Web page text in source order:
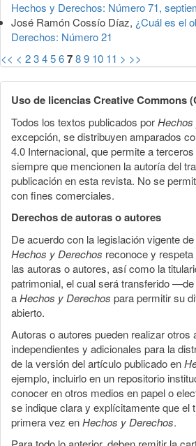
Hechos y Derechos: Número 71,
José Ramón Cossío Díaz, ¿Cuál es el
Derechos: Número 21
<< < 23456789 10 11 > >>
Uso de licencias Creative Commons
Todos los textos publicados porHechos
excepción, se distribuyen amparados
4.0 Internacional, que permite a
siempre que mencionen la autoría del
publicación en esta revista. No se
con fines comerciales.
Derechos de autoras o autores
De acuerdo con la legislación vigente
Hechos y Derechos reconoce y
las autoras o autores, así como la
patrimonial, el cual será transferido
aHechos y Derechos para permitir su
abierto.
Autoras o autores pueden realizar otros
independientes y adicionales para la
de la versión del artículo publicado en
ejemplo, incluirlo en un repositorio
conocer en otros medios en papel o
se indique clara y explícitamente que el
primera vez enHechos y Derechos.